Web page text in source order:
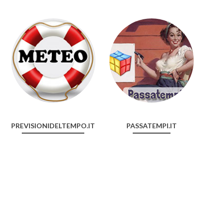
PREVISIONIDELTEMPO.IT PASSATEMPI.IT